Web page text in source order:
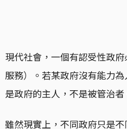
現代社會，一個有認受性政
服務）。若某政府沒有能力
是政府的主人，不是被管治者
雖然現實上，不同政府只是